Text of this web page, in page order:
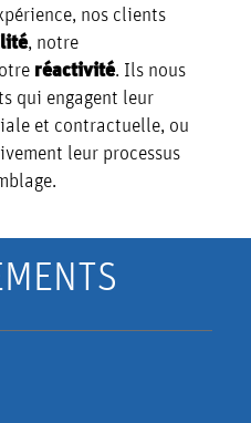
nos clients
, notre
réactivité. Ils nous
qui engagent leur
et contractuelle, ou
leur processus